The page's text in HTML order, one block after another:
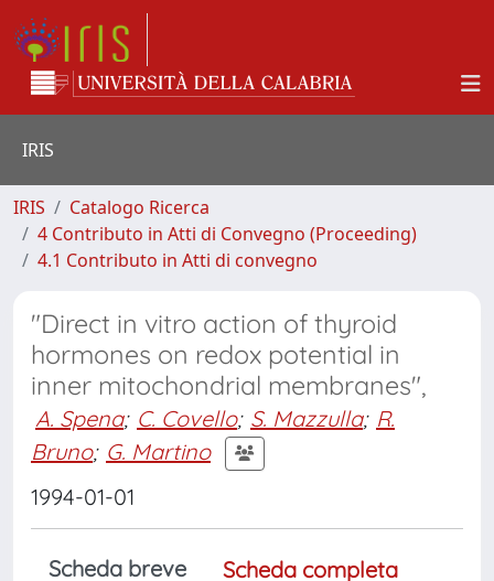
IRIS
IRIS
Catalogo Ricerca
4 Contributo in Atti di Convegno (Proceeding)
4.1 Contributo in Atti di convegno
"Direct in vitro action of thyroid
hormones on redox potential in
inner mitochondrial membranes",
A. Spena; C. Covello; S. Mazzulla; R.
Bruno; G. Martino
1994-01-01
Scheda breve
Scheda completa